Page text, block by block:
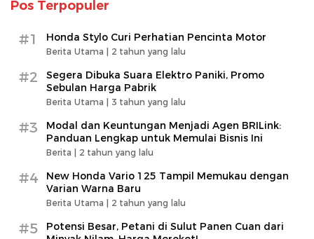
Pos Terpopuler
#1 Honda Stylo Curi Perhatian Pencinta Motor
Berita Utama | 2 tahun yang lalu
#2
Segera Dibuka Suara Elektro Paniki, Promo
Sebulan Harga Pabrik
Berita Utama | 3 tahun yang lalu
#3
Modal dan Keuntungan Menjadi Agen BRILink:
Panduan Lengkap untuk Memulai Bisnis Ini
Berita | 2 tahun yang lalu
#4
New Honda Vario 125 Tampil Memukau dengan
Varian Warna Baru
Berita Utama | 2 tahun yang lalu
#5
Potensi Besar, Petani di Sulut Panen Cuan dari